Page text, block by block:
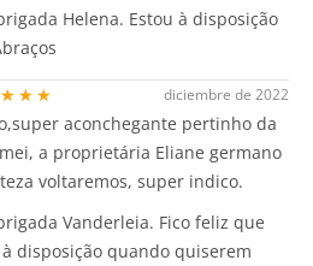
Helena. Estou à disposição
diciembre de 2022
aconchegante pertinho da
a proprietária Eliane germano
voltaremos, super indico.
Vanderleia. Fico feliz que
disposição quando quiserem